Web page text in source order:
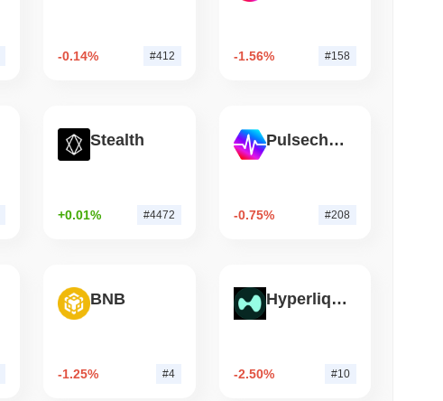
-0.14% #412 -1.56% #158
Stealth
+0.01% #4472
Pulsechain
-0.75% #208
BNB
-1.25% #4
Hyperliquid
-2.50% #10